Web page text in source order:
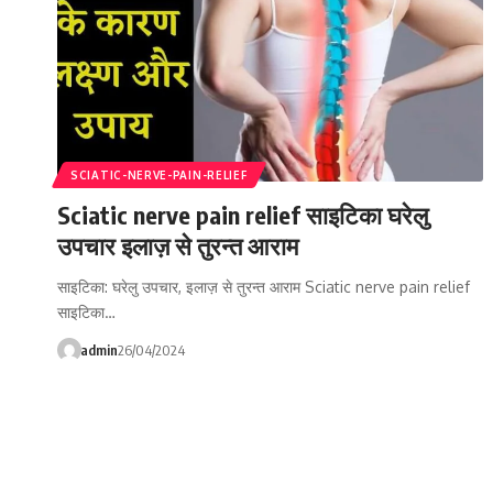
SCIATIC-NERVE-PAIN-RELIEF
Sciatic nerve pain relief साइटिका घरेलु
उपचार इलाज़ से तुरन्त आराम
साइटिका: घरेलु उपचार, इलाज़ से तुरन्त आराम Sciatic nerve pain relief
साइटिका…
admin26/04/2024